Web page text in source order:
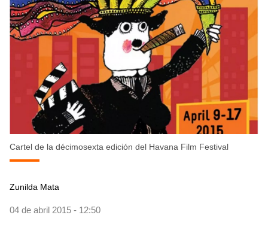
Cartel de la décimosexta edición del Havana Film Festival
Zunilda Mata
04 de abril 2015 - 12:50